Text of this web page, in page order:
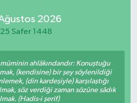
2026
25 Safer 1448
ahlâkındandır: Konuştuğu
(kendisine) bir şey söylenildiği
(din kardeşiyle) karşılaştığı
söz verdiği zaman sözüne sâdık
(Hadis-i şerif)